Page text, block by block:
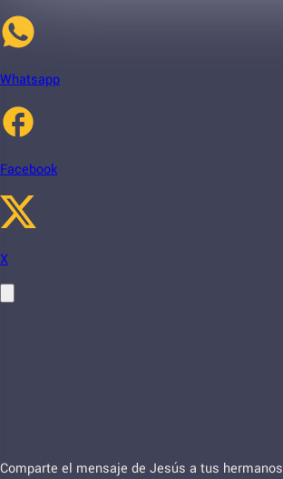
Whatsapp
Facebook
X
Comparte el mensaje de Jesús a tus hermanos